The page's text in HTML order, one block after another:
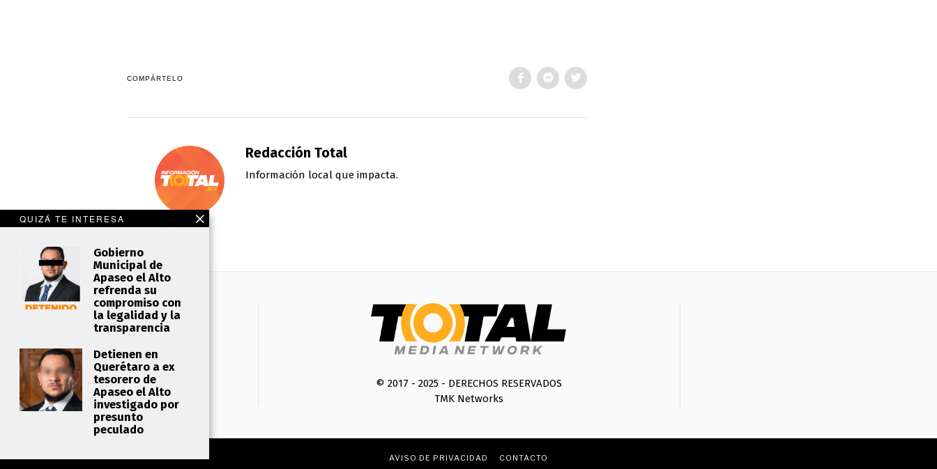
COMPÁRTELO
Redacción Total
Información local que impacta.
QUIZÁ TE INTERESA
Gobierno
Municipal de
Apaseo el Alto
refrenda su
compromiso con
la legalidad y la
transparencia
Detienen en
Querétaro a ex
tesorero de
Apaseo el Alto
investigado por
presunto
peculado
© 2017 - 2025 - DERECHOS RESERVADOS
TMK Networks
AVISO DE PRIVACIDAD CONTACTO